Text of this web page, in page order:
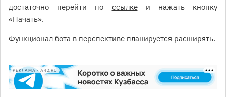
достаточно перейти по ссылкеи нажать кнопку
«Начать».
Функционал бота в перспективе планируется расширять.
РЕКЛАМА • A42.RU